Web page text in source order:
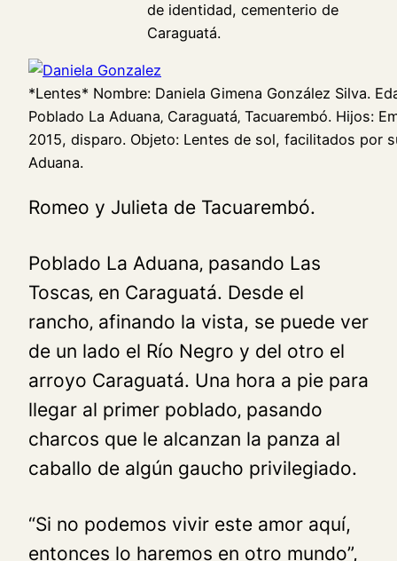
de identidad, cementerio de
Caraguatá.
*Lentes* Nombre: Daniela Gimena González Silva.
Poblado La Aduana‚ Caraguatá‚ Tacuarembó. Hijos:
2015, disparo. Objeto: Lentes de sol, facilitados por
Aduana.
Romeo y Julieta de Tacuarembó.
Poblado La Aduana‚ pasando Las
Toscas‚ en Caraguatá. Desde el
rancho‚ afinando la vista, se puede ver
de un lado el Río Negro y del otro el
arroyo Caraguatá. Una hora a pie para
llegar al primer poblado‚ pasando
charcos que le alcanzan la panza al
caballo de algún gaucho privilegiado.
“Si no podemos vivir este amor aquí,
entonces lo haremos en otro mundo”,